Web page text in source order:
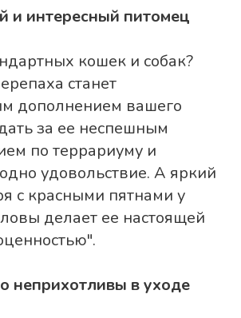
и интересный питомец
кошек и собак?
станет
дополнением вашего
за ее неспешным
по террариуму и
удовольствие. А яркий
с красными пятнами у
делает ее настоящей
неприхотливы в уходе